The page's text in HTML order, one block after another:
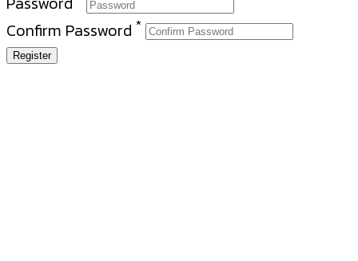
Confirm Password *
Register